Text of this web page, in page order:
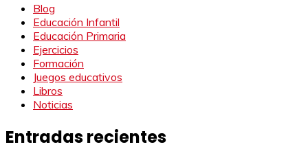
Blog
Educación Infantil
Educación Primaria
Ejercicios
Formación
Juegos educativos
Libros
Noticias
Entradas recientes